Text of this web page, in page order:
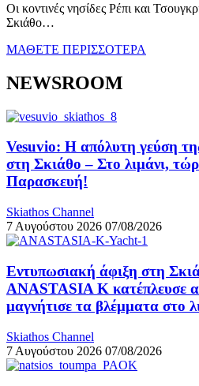
Οι κοντινές νησίδες Ρέπι και
Σκιάθο…
ΜΑΘΕΤΕ ΠΕΡΙΣΣΟΤΕΡΑ
NEWSROOM
Vesuvio: Η απόλυτη γεύση
στη Σκιάθο – Στο λιμάνι,
Παρασκευή!
Skiathos Channel
7 Αυγούστου 2026 07/08/2026
Εντυπωσιακή άφιξη στη
ANASTASIA K κατέπλευσε
μαγνήτισε τα βλέμματα στο
Skiathos Channel
7 Αυγούστου 2026 07/08/2026